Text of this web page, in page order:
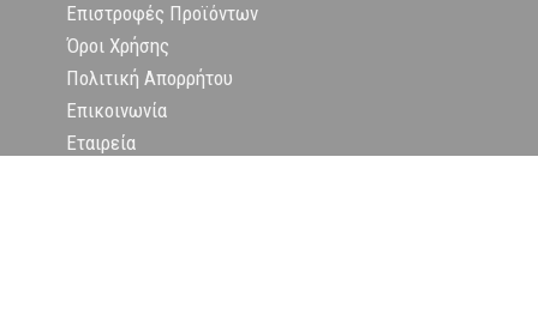
Επιστροφές Προϊόντων
Όροι Χρήσης
Πολιτική Απορρήτου
Επικοινωνία
Εταιρεία